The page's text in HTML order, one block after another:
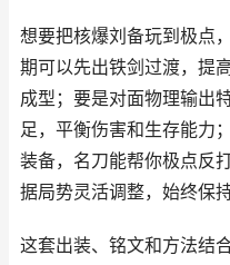
想要把核爆刘备玩到极点
期可以先出铁剑过渡，提
成型；要是对面物理输出
足，平衡伤害和生存能力
装备，名刀能帮你极点反
据局势灵活调整，始终保
这套出装、铭文和方法结